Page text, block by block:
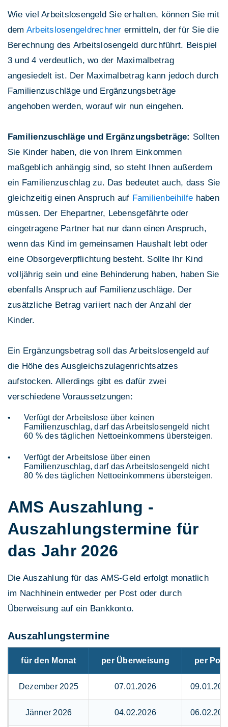
Wie viel Arbeitslosengeld Sie erhalten, können Sie mit
dem Arbeitslosengeldrechner ermitteln, der für Sie die
Berechnung des Arbeitslosengeld durchführt. Beispiel
3 und 4 verdeutlich, wo der Maximalbetrag
angesiedelt ist. Der Maximalbetrag kann jedoch durch
Familienzuschläge und Ergänzungsbeträge
angehoben werden, worauf wir nun eingehen.
Familienzuschläge und Ergänzungsbeträge: Sollten
Sie Kinder haben, die von Ihrem Einkommen
maßgeblich anhängig sind, so steht Ihnen außerdem
ein Familienzuschlag zu. Das bedeutet auch, dass Sie
gleichzeitig einen Anspruch auf Familienbeihilfe haben
müssen. Der Ehepartner, Lebensgefährte oder
eingetragene Partner hat nur dann einen Anspruch,
wenn das Kind im gemeinsamen Haushalt lebt oder
eine Obsorgeverpflichtung besteht. Sollte Ihr Kind
volljährig sein und eine Behinderung haben, haben Sie
ebenfalls Anspruch auf Familienzuschläge. Der
zusätzliche Betrag variiert nach der Anzahl der
Kinder.
Ein Ergänzungsbetrag soll das Arbeitslosengeld auf
die Höhe des Ausgleichszulagenrichtsatzes
aufstocken. Allerdings gibt es dafür zwei
verschiedene Voraussetzungen:
Verfügt der Arbeitslose über keinen
Familienzuschlag, darf das Arbeitslosengeld nicht
60 % des täglichen Nettoeinkommens übersteigen.
Verfügt der Arbeitslose über einen
Familienzuschlag, darf das Arbeitslosengeld nicht
80 % des täglichen Nettoeinkommens übersteigen.
AMS Auszahlung -
Auszahlungstermine für
das Jahr 2026
Die Auszahlung für das AMS-Geld erfolgt monatlich
im Nachhinein entweder per Post oder durch
Überweisung auf ein Bankkonto.
Auszahlungstermine
für den Monat per Überweisung per Post
Dezember 2025 07.01.2026
Jänner 2026 04.02.2026